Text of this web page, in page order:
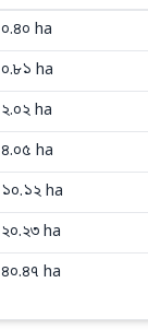
০.৪০ ha
০.৮১ ha
২.০২ ha
৪.০৫ ha
১০.১২ ha
২০.২৩ ha
৪০.৪৭ ha